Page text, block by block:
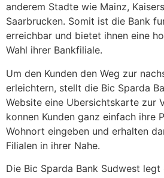
anderem Stadte wie Mainz,
Saarbrucken. Somit ist die Bank
erreichbar und bietet ihnen eine
Wahl ihrer Bankfiliale.
Um den Kunden den Weg zur
erleichtern, stellt die Bic Sparda
Website eine Ubersichtskarte zur
konnen Kunden ganz einfach ihre
Wohnort eingeben und erhalten
Filialen in ihrer Nahe.
Die Bic Sparda Bank Sudwest